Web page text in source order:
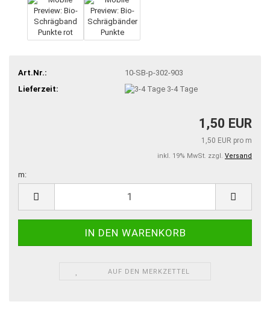
Art.Nr.:
10-SB-p-302-903
Lieferzeit:
3-4 Tage
1,50 EUR
1,50 EUR pro m
inkl. 19% MwSt. zzgl. Versand
m:
AUF DEN MERKZETTEL